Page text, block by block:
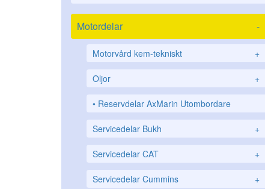
Motordelar -
Motorvård kem-tekniskt +
Oljor +
Reservdelar AxMarin Utombordare
Servicedelar Bukh +
Servicedelar CAT +
Servicedelar Cummins +